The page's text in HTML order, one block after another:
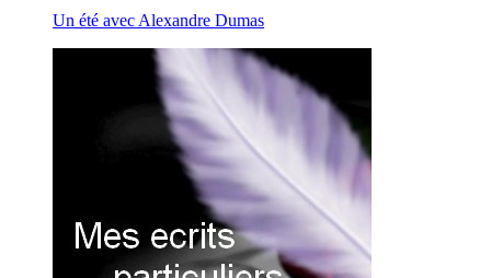
Un été avec Alexandre Dumas